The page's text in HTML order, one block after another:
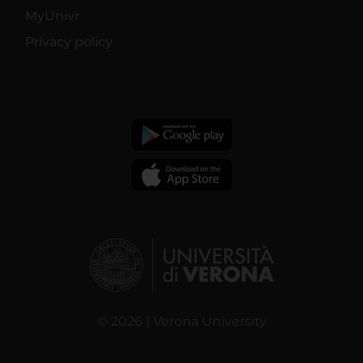
MyUnivr
Privacy policy
© 2026 | Verona University